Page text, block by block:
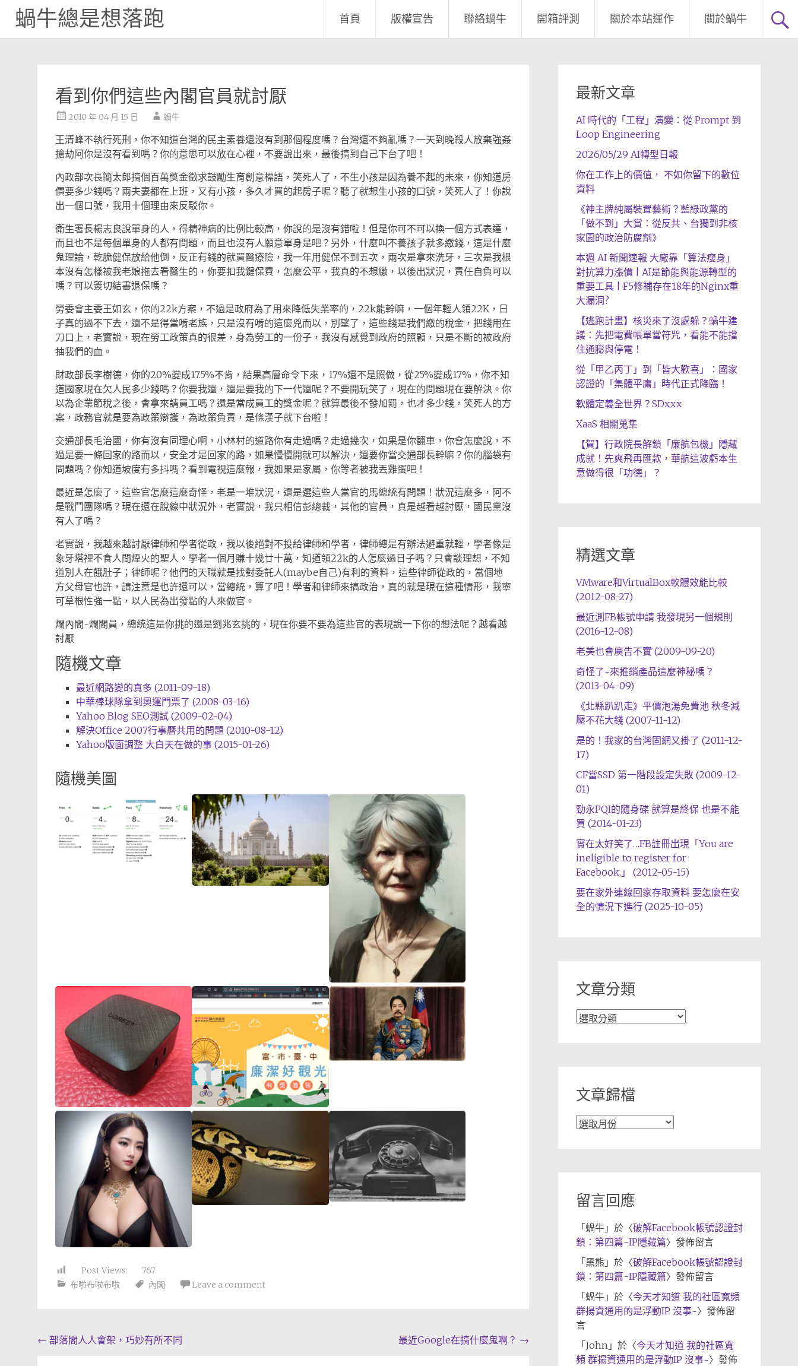
蝸牛總是想落跑 首頁 版權宣告 聯絡蝸牛 開箱評測 關於本站運作 關於蝸牛
看到你們這些內閣官員就討厭
2010 年 04 月 15 日 蝸牛
王清峰不執行死刑，你不知道台灣的民主素養還沒有到那個程度嗎？台灣還不夠亂嗎？一天到晚殺人放棄強姦
搶劫阿你是沒有看到嗎？你的意思可以放在心裡，不要說出來，最後搞到自己下台了吧！
內政部次長簡太郎搞個百萬獎金徵求鼓勵生育創意標語，笑死人了，不生小孩是因為養不起的未來，你知道房
價要多少錢嗎？兩夫妻都在上班，又有小孩，多久才買的起房子呢？聽了就想生小孩的口號，笑死人了！你說
出一個口號，我用十個理由來反駁你。
衛生署長楊志良說單身的人，得精神病的比例比較高，你說的是沒有錯啦！但是你可不可以換一個方式表達，
而且也不是每個單身的人都有問題，而且也沒有人願意單身是吧？另外，什麼叫不養孩子就多繳錢，這是什麼
鬼理論，乾脆健保放給他倒，反正有錢的就買醫療險，我一年用健保不到五次，兩次是拿來洗牙，三次是我根
本沒有怎樣被我老娘拖去看醫生的，你要扣我鍵保費，怎麼公平，我真的不想繳，以後出狀況，責任自負可以
嗎？可以簽切結書退保嗎？
勞委會主委王如玄，你的22k方案，不過是政府為了用來降低失業率的，22k能幹嘛，一個年輕人領22K，日
子真的過不下去，還不是得當啃老族，只是沒有啃的這麼兇而以，別望了，這些錢是我們繳的稅金，把錢用在
刀口上，老實說，現在勞工政策真的很差，身為勞工的一份子，我沒有感覺到政府的照顧，只是不斷的被政府
抽我們的血。
財政部長李樹德，你的20%變成17.5%不肯，結果高層命令下來，17%還不是照做，從25%變成17%，你不知
道國家現在欠人民多少錢嗎？你要我還，還是要我的下一代還呢？不要開玩笑了，現在的問題現在要解決。你
以為企業節稅之後，會拿來請員工嗎？還是當成員工的獎金呢？就算最後不發加罰，也才多少錢，笑死人的方
案，政務官就是要為政策辯護，為政策負責，是條漢子就下台啦！
交通部長毛治國，你有沒有同理心啊，小林村的道路你有走過嗎？走過幾次，如果是你翻車，你會怎麼說，不
過是要一條回家的路而以，安全才是回家的路，如果慢慢開就可以解決，還要你當交通部長幹嘛？你的腦袋有
問題嗎？你知道坡度有多抖嗎？看到電視這麼報，我如果是家屬，你等者被我丟雞蛋吧！
最近是怎麼了，這些官怎麼這麼奇怪，老是一堆狀況，還是選這些人當官的馬總統有問題！狀況這麼多，阿不
是戰鬥團隊嗎？現在還在脫線中狀況外，老實說，我只相信彭總裁，其他的官員，真是越看越討厭，國民黨沒
有人了嗎？
老實說，我越來越討厭律師和學者從政，我以後絕對不投給律師和學者，律師總是有辦法避重就輕，學者像是
象牙塔裡不食人間煙火的聖人。學者一個月賺十幾廿十萬，知道領22k的人怎麼過日子嗎？只會談理想，不知
道別人在餓肚子；律師呢？他們的天職就是找對委託人(maybe自己)有利的資料，這些律師從政的，當個地
方父母官也許，請注意是也許還可以，當總統，算了吧！學者和律師來搞政治，真的就是現在這種情形，我寧
可草根性強一點，以人民為出發點的人來做官。
爛內閣~爛閣員，總統這是你挑的還是劉兆玄挑的，現在你要不要為這些官的表現說一下你的想法呢？越看越
討厭
隨機文章
最近網路變的真多 (2011-09-18)
中華棒球隊拿到奧運門票了 (2008-03-16)
Yahoo Blog SEO測試 (2009-02-04)
解決Office 2007行事曆共用的問題 (2010-08-12)
Yahoo版面調整 大白天在做的事 (2015-01-26)
隨機美圖
Post Views:
767
布啦布啦布啦
內閣 Leave a comment
Post
← 部落閣人人會架，巧妙有所不同 最近Google在搞什麼鬼啊？ →
最新文章
AI 時代的「工程」演變：從 Prompt 到
Loop Engineering
2026/05/29 AI轉型日報
你在工作上的價值， 不如你留下的數位
資料
《神主牌純屬裝置藝術？藍綠政黨的
「做不到」大賞：從反共、台獨到非核
家園的政治防腐劑》
本週 AI 新聞速報 大廠靠「算法瘦身」
對抗算力漲價 | AI是節能與能源轉型的
重要工具 | F5修補存在18年的Nginx重
大漏洞?
【逃跑計畫】核災來了沒處躲？蝸牛建
議：先把電費帳單當符咒，看能不能擋
住通膨與停電！
從「甲乙丙丁」到「皆大歡喜」：國家
認證的「集體平庸」時代正式降臨！
軟體定義全世界？SDxxx
XaaS 相關蒐集
【賀】行政院長解鎖「廉航包機」隱藏
成就！先爽飛再匯款，華航這波虧本生
意做得很「功德」？
精選文章
VMware和VirtualBox軟體效能比較
(2012-08-27)
最近測FB帳號申請 我發現另一個規則
(2016-12-08)
老美也會廣告不實 (2009-09-20)
奇怪了~來推銷產品這麼神秘嗎？
(2013-04-09)
《北縣趴趴走》平價泡湯免費池 秋冬減
壓不花大錢 (2007-11-12)
是的！我家的台灣固網又掛了 (2011-12-
17)
CF當SSD 第一階段設定失敗 (2009-12-
01)
勁永PQI的隨身碟 就算是終保 也是不能
買 (2014-01-23)
實在太好笑了…FB註冊出現「You are
ineligible to register for
Facebook.」 (2012-05-15)
要在家外連線回家存取資料 要怎麼在安
全的情況下進行 (2025-10-05)
文章分類
文
文章歸檔
文
留言回應
「 蝸牛」於〈破解Facebook帳號認證封
鎖：第四篇-IP隱藏篇〉發佈留言
「 黑熊 」於〈破解Facebook帳號認證封
鎖：第四篇-IP隱藏篇〉發佈留言
「 蝸牛」於〈今天才知道 我的社區寬頻
群揚資通用的是浮動IP 沒事~〉發佈留
言
「 John」於〈今天才知道 我的社區寬
頻 群揚資通用的是浮動IP 沒事~〉發佈